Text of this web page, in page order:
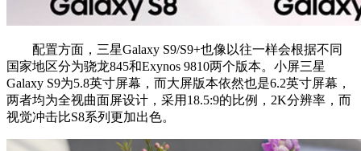
配置方面，三星Galaxy S9/S9+也像以往一样会根据不同
国家地区分为骁龙845和Exynos 9810两个版本。小屏三星
Galaxy S9为5.8英寸屏幕，而大屏版本依然也是6.2英寸屏幕，
两者均为全视曲面屏设计，采用18.5:9的比例，2K分辨率，而
视觉冲击比S8系列更加出色。